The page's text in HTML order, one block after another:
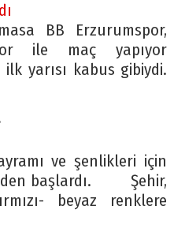
BB Erzurumspor,
ile maç yapıyor
yarısı kabus gibiydi.
ve şenlikleri için
başlardı. Şehir,
beyaz renklere